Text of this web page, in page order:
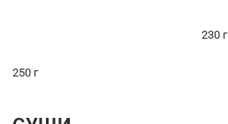
230 г
250 г